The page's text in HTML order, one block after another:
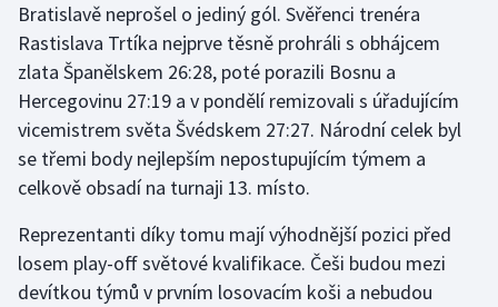
Golf
Gymnastika
Házená
Jezdectví
Judo
Krasobruslení
Bratislavě neprošel o jediný gól. Svěřenci trenéra
Rastislava Trtíka nejprve těsně prohráli s obhájcem
zlata Španělskem 26:28, poté porazili Bosnu a
Hercegovinu 27:19 a v pondělí remizovali s úřadujícím
vicemistrem světa Švédskem 27:27. Národní celek byl
se třemi body nejlepším nepostupujícím týmem a
celkově obsadí na turnaji 13. místo.
Reprezentanti díky tomu mají výhodnější pozici před
losem play-off světové kvalifikace. Češi budou mezi
devítkou týmů v prvním losovacím koši a nebudou